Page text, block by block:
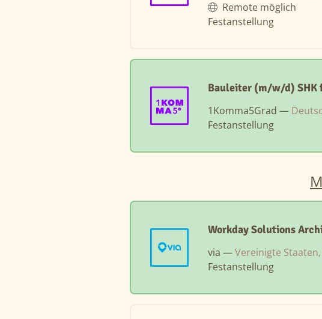
Remote möglich
Festanstellung
Bauleiter (m/w/d) SHK
1Komma5Grad —
Festanstellung
Workday Solutions
via —Vereinigte
Festanstellung